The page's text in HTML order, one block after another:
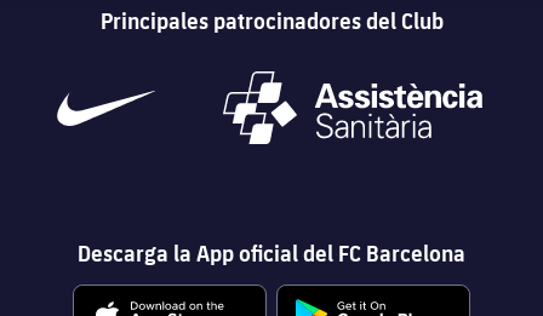
Principales patrocinadores del Club
Descarga la App oficial del FC Barcelona